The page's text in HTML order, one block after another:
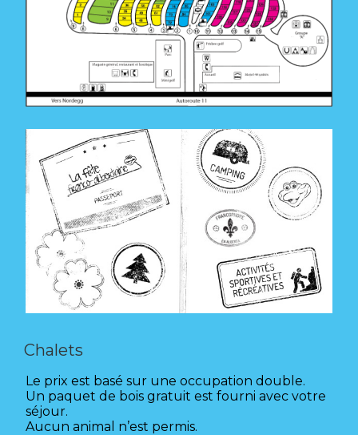
Chalets
Le prix est basé sur une occupation double.
Un paquet de bois gratuit est fourni avec votre
séjour.
Aucun animal n’est permis.